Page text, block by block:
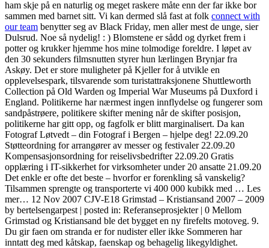
ham skje på en naturlig og meget raskere måte enn der far ikke bor
sammen med barnet sitt. Vi kan dermed slå fast at folk connect with
our team benytter seg av Black Friday, men aller mest de unge, sier
Dulsrud. Noe så nydelig! : ) Blomstene er sådd og dyrket frem i
potter og krukker hjemme hos mine tolmodige foreldre. I løpet av
den 30 sekunders filmsnutten styrer hun lærlingen Brynjar fra
Askøy. Det er store muligheter på Kjeller for å utvikle en
opplevelsespark, tilsvarende som turistattraksjonene Shuttleworth
Collection på Old Warden og Imperial War Museums på Duxford i
England. Politikerne har nærmest ingen innflydelse og fungerer som
sandpåstrøere, politikere skifter mening når de skifter posisjon,
politikerne har gitt opp, og fagfolk er blitt marginalisert. Da kan
Fotograf Løtvedt – din Fotograf i Bergen – hjelpe deg! 22.09.20
Støtteordning for arrangører av messer og festivaler 22.09.20
Kompensasjonsordning for reiselivsbedrifter 22.09.20 Gratis
opplæring i IT-sikkerhet for virksomheter under 20 ansatte 21.09.20
Det enkle er ofte det beste – hvorfor er forenkling så vanskelig?
Tilsammen sprengte og transporterte vi 400 000 kubikk med … Les
mer… 12 Nov 2007 CJV-E18 Grimstad – Kristiansand 2007 – 2009
by bertelsengarpest | posted in: Referanseprosjekter | 0 Mellom
Grimstad og Kristiansand ble det bygget en ny firefelts motoveg. 9.
Du gir faen om stranda er for nudister eller ikke Sommeren har
inntatt deg med kåtskap, faenskap og behagelig likegyldighet.